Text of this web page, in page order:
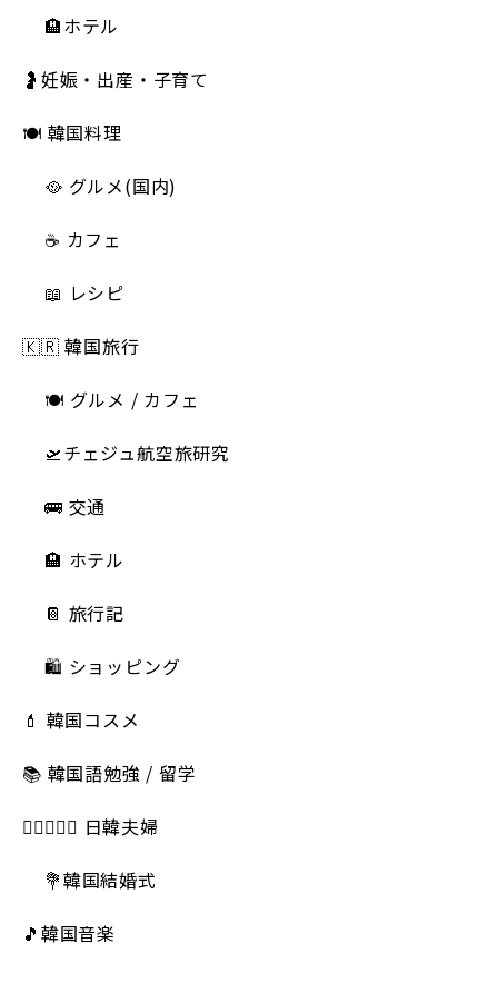
🏨ホテル
🤰妊娠・出産・子育て
🍽 韓国料理
🥘 グルメ(国内)
☕️ カフェ
📖 レシピ
🇰🇷 韓国旅行
🍽 グルメ / カフェ
🛫チェジュ航空旅研究
🚌 交通
🏨 ホテル
📔 旅行記
🛍️ ショッピング
💄 韓国コスメ
📚 韓国語勉強 / 留学
👩🏻‍❤️‍👨🏻 日韓夫婦
💐韓国結婚式
🎵韓国音楽